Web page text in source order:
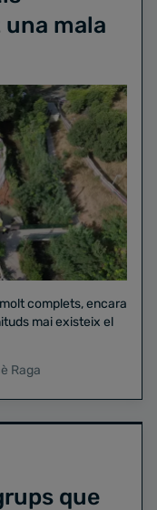
mala
complets, encara
mai existeix el
Raga
que